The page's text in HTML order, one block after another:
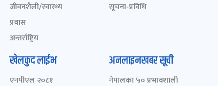
जीवनशैली/स्वास्थ्य
प्रवास
अन्तर्राष्ट्रिय
सूचना-प्रविधि
खेलकुद लाईभ
एनपीएल २०८१
अनलाइनखबर सूची
नेपालका ५० प्रभावशाली